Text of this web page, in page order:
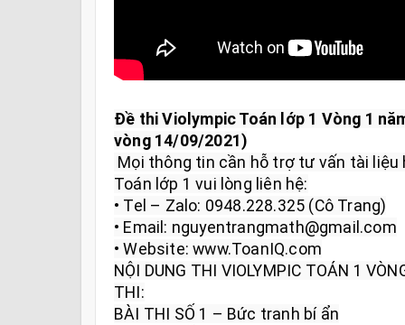
Đề thi Violympic Toán lớp 1 Vòng 1
vòng 14/09/2021)
Toán lớp 1 vui lòng liên hệ:
• Tel – Zalo: 0948.228.325 (Cô Trang)
• Email: nguyentrangmath@gmail.com
• Website: www.ToanIQ.com
NỘI DUNG THI VIOLYMPIC TOÁN 1
THI:
BÀI THI SỐ 1 – Bức tranh bí ẩn